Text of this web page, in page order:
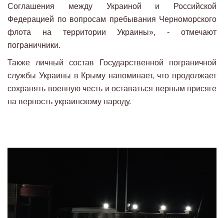
Соглашения между Украиной и Российской
Федерацией по вопросам пребывания Черноморского
флота на территории Украины», - отмечают
пограничники.
Также личный состав Государственной пограничной
службы Украины в Крыму напоминает, что продолжает
сохранять военную честь и оставаться верным присяге
на верность украинскому народу.